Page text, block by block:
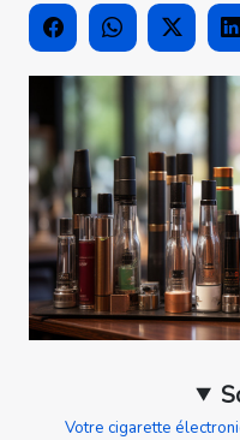
Votre cigarette